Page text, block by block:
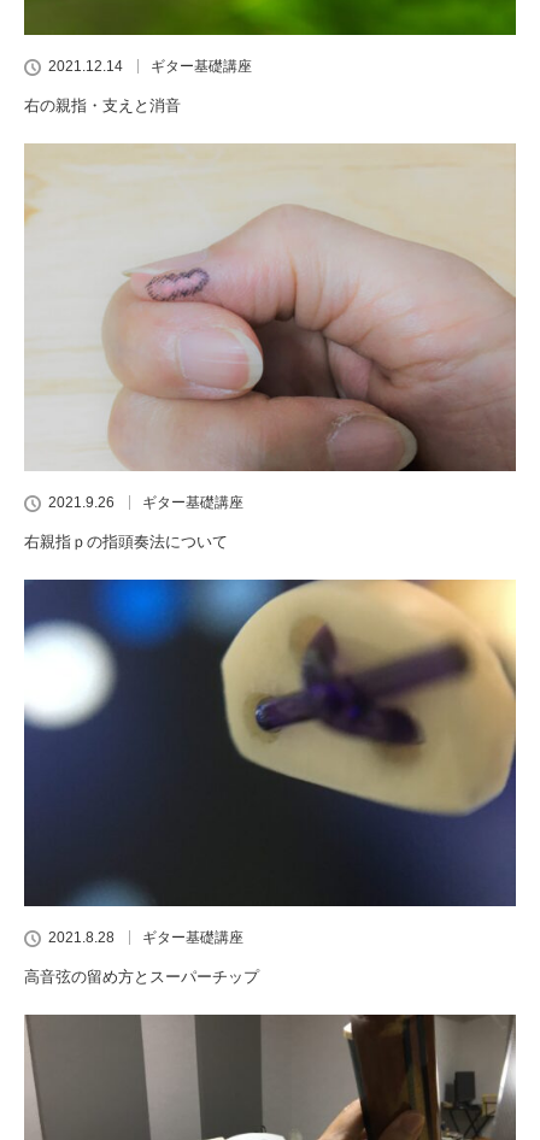
2021.12.14 ギター基礎講座
右の親指・支えと消音
2021.9.26 ギター基礎講座
右親指ｐの指頭奏法について
2021.8.28 ギター基礎講座
高音弦の留め方とスーパーチップ